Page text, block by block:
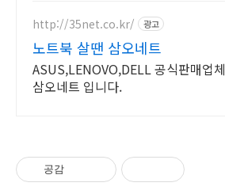
http://35net.co.kr/ 광고
노트북 살땐 삼오네트
ASUS,LENOVO,DELL 공식판매업체
삼오네트 입니다.
공감